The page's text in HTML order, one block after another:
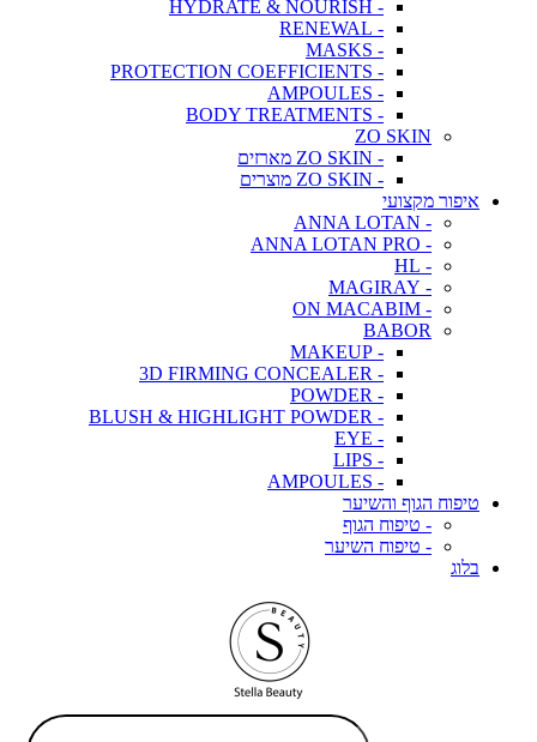
- HYDRATE & NOURISH
- RENEWAL
- MASKS
- PROTECTION COEFFICIENTS
- AMPOULES
- BODY TREATMENTS
ZO SKIN
- ZO SKIN מארזים
- ZO SKIN מוצרים
איפור מקצועי
- ANNA LOTAN
- ANNA LOTAN PRO
- HL
- MAGIRAY
- ON MACABIM
BABOR
- MAKEUP
- 3D FIRMING CONCEALER
- POWDER
- BLUSH & HIGHLIGHT POWDER
- EYE
- LIPS
- AMPOULES
טיפוח הגוף והשיער
- טיפוח הגוף
- טיפוח השיער
בלוג